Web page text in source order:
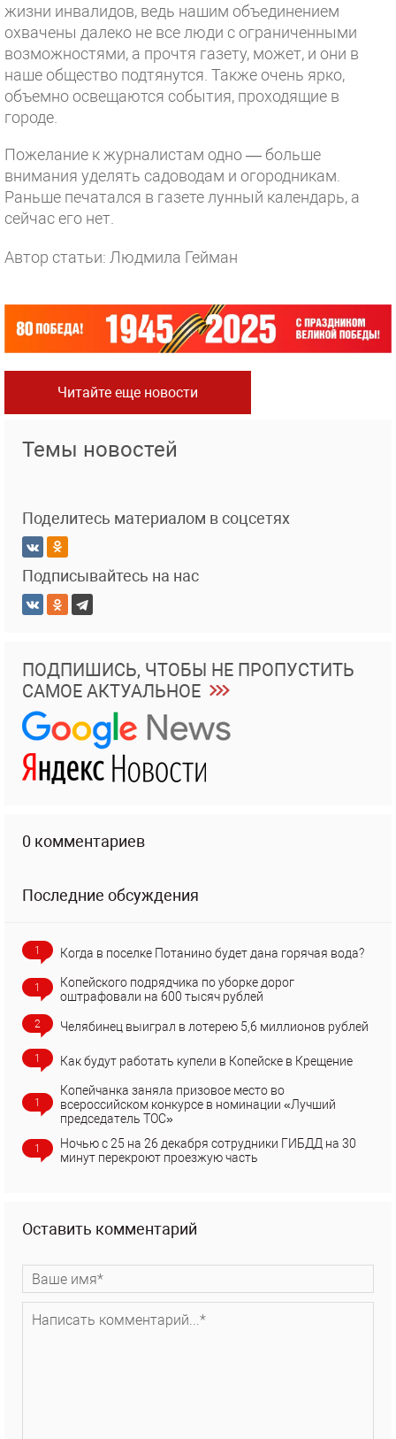
жизни инвалидов, ведь нашим объединением
охвачены далеко не все люди с ограниченными
возможностями, а прочтя газету, может, и они в
наше общество подтянутся. Также очень ярко,
объемно освещаются события, проходящие в
городе.
Пожелание к журналистам одно — больше
внимания уделять садоводам и огородникам.
Раньше печатался в газете лунный календарь, а
сейчас его нет.
Автор статьи: Людмила Гейман
Читайте еще новости
Темы новостей
Поделитесь материалом в соцсетях
Подписывайтесь на нас
ПОДПИШИСЬ, ЧТОБЫ НЕ ПРОПУСТИТЬ
САМОЕ АКТУАЛЬНОЕ
0 комментариев
Последние обсуждения
1 Когда в поселке Потанино будет дана горячая вода?
1
Копейского подрядчика по уборке дорог
оштрафовали на 600 тысяч рублей
2 Челябинец выиграл в лотерею 5,6 миллионов рублей
1 Как будут работать купели в Копейске в Крещение
1
Копейчанка заняла призовое место во
всероссийском конкурсе в номинации «Лучший
председатель ТОС»
1
Ночью с 25 на 26 декабря сотрудники ГИБДД на 30
минут перекроют проезжую часть
Оставить комментарий